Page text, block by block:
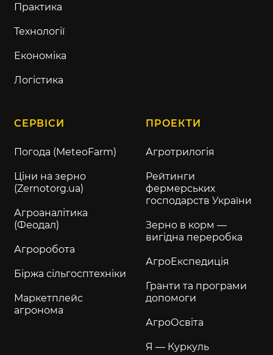
Практика
Технології
Економіка
Логістика
СЕРВІСИ
Погода (MeteoFarm)
Ціни на зерно
(Zernotorg.ua)
Агроаналітика
(Феодал)
Агроробота
Біржа сільгосптехніки
Маркетплейс
агронома
ПРОЕКТИ
Агротрилогія
Рейтинги
фермерських
господарств України
Зерно в корм —
вигідна переробка
АгроЕкспедиція
Гранти та програми
допомоги
АгроОсвіта
Я — Куркуль